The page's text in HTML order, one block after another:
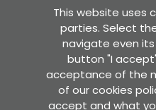
This website uses
parties. Select
navigate even
button "I
acceptance of the
of our cookies
accept and what